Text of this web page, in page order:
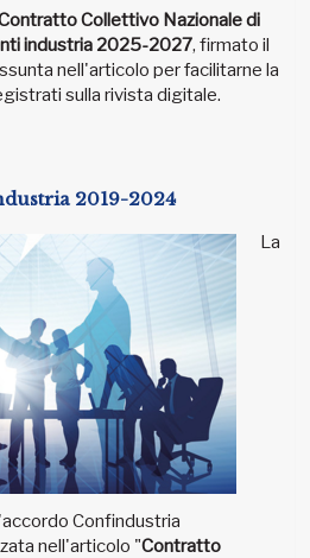
Collettivo Nazionale di
industria 2025-2027, firmato il
nell'articolo per facilitarne la
sulla rivista digitale.
2019-2024
La
Confindustria
nell'articolo "Contratto